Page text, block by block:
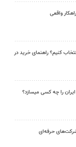
کنیم؟ راهنمای خرید در
را چه کسی میسازد؟
شرکت‌های حرفه‌ای